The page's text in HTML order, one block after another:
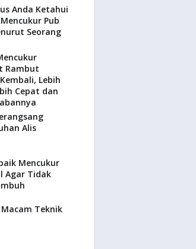
Anda Ketahui
Pub
Seorang
Rambut
Lebih
Cepat dan
Alis
Mencukur
Agar Tidak
Teknik